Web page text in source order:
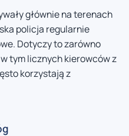
głównie na terenach
policja regularnie
Dotyczy to zarówno
tym licznych kierowców z
korzystają z